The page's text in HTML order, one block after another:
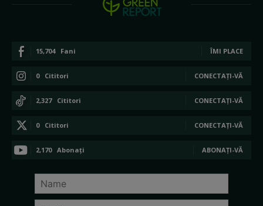
15,704 Fani ÎMI PLACE
0 Cititori CONECTAȚI-VĂ
2,327 Cititori CONECTAȚI-VĂ
0 Cititori CONECTAȚI-VĂ
2,170 Abonați ABONAȚI-VĂ